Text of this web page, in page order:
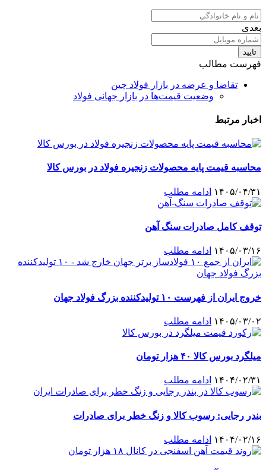
بعدی
تایید
فهرست مطالب
تقاضا و عرضه در بازار فولاد چین
وضعیت قیمت‌ها در بازار جهانی فولاد
اخبار مرتبط
محاسبه قیمت پایه محصولات زنجیره فولاد در بورس کالا
۱۴۰۵/۰۴/۳۱ ادامه مطلب
توقف کامل صادرات سنگ آهن
۱۴۰۵/۰۳/۱۶ ادامه مطلب
خروج ایران از فهرست ۱۰ تولیدکننده بزرگ فولاد جهان
۱۴۰۵/۰۳/۰۲ ادامه مطلب
میلگرد بورس کالا ۴۰ هزار تومان
۱۴۰۴/۰۲/۳۱ ادامه مطلب
بندر رجایی: رسوب کالا و زنگ خطر برای صادرات
۱۴۰۴/۰۲/۱۶ ادامه مطلب